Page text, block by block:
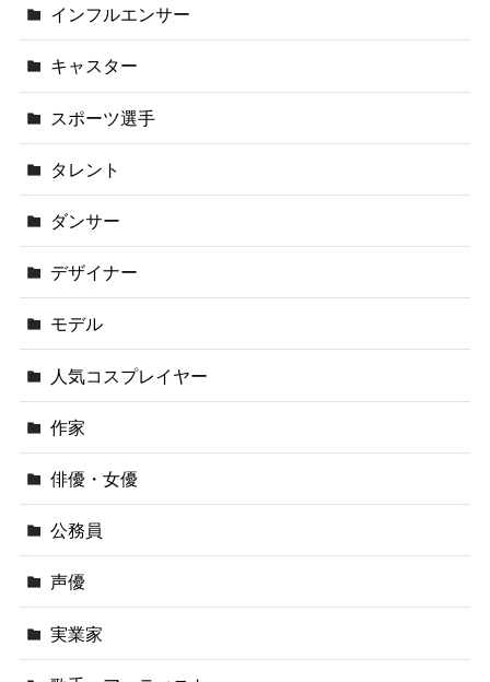
インフルエンサー
キャスター
スポーツ選手
タレント
ダンサー
デザイナー
モデル
人気コスプレイヤー
作家
俳優・女優
公務員
声優
実業家